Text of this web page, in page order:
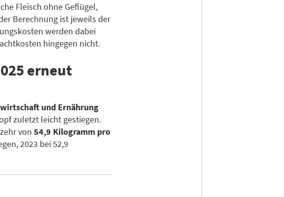
Fleisch ohne Geflügel,
Berechnung ist jeweils der
werden dabei
hingegen nicht.
erneut
und Ernährung
zuletzt leicht gestiegen.
von 54,9 Kilogramm pro
2023 bei 52,9